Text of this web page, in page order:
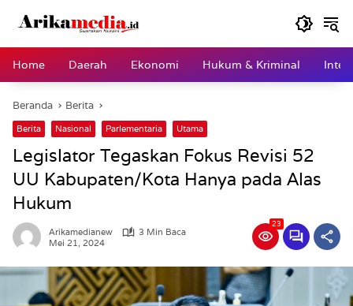
Home
Daerah Ekonomi Hukum & Kriminal
Beranda Berita
Berita Nasional Parlementaria Utama
Legislator Tegaskan Fokus Revisi 52
UU Kabupaten/Kota Hanya pada Alas
Hukum
Arikamedianew
3 Min Baca
Mei 21, 2024
23